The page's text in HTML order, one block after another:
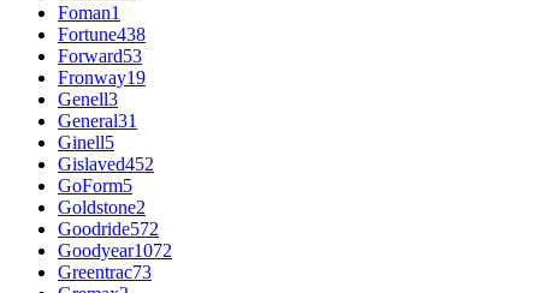
Foman1
Fortune438
Forward53
Fronway19
Genell3
General31
Ginell5
Gislaved452
GoForm5
Goldstone2
Goodride572
Goodyear1072
Greentrac73